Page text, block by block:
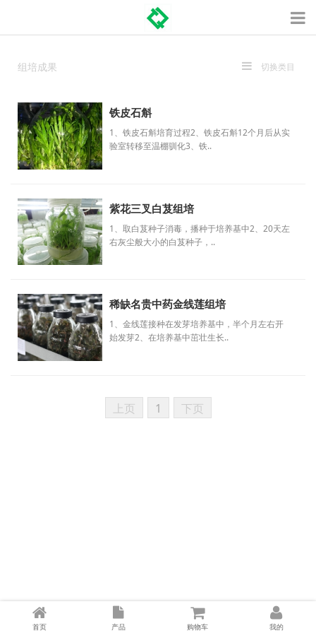
组培成果 切换类目
铁皮石斛
1、铁皮石斛培育过程2、铁皮石斛12个月后从实
验室转移至温棚驯化3、铁..
紫花三叉白芨组培
1、取白芨种子消毒，播种于培养基中2、20天左
右灰尘般大小的白芨种子，..
稀缺名贵中药金线莲组培
1、金线莲接种在发芽培养基中，半个月左右开
始发芽2、在培养基中茁壮生长..
上页 1 下页
首页 产品 购物车 我的